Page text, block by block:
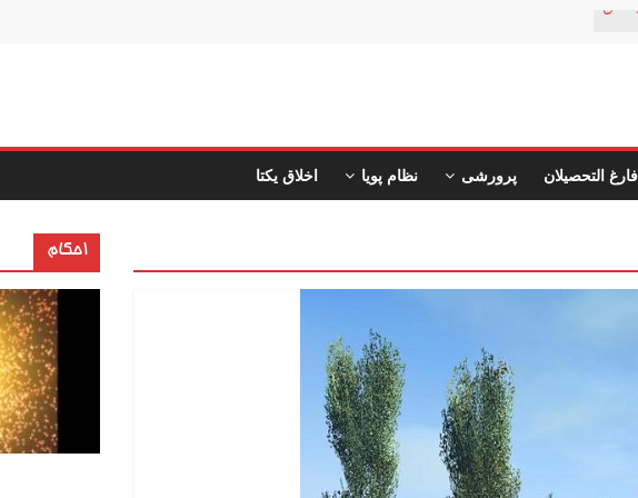
فارغ التحصیلان پرورشی نظام پویا اخلاق یکتا
احکام